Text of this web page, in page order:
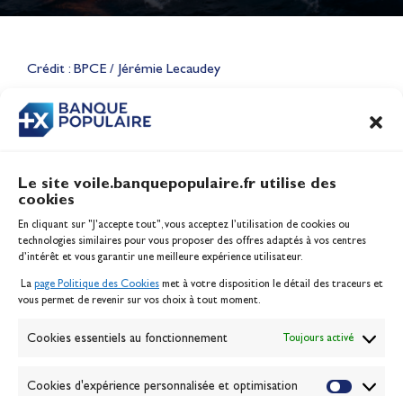
Le site voile.banquepopulaire.fr utilise des
cookies
En cliquant sur "J'accepte tout", vous acceptez l’utilisation de cookies ou
technologies similaires pour vous proposer des offres adaptés à vos centres
d’intérêt et vous garantir une meilleure expérience utilisateur.
La page Politique des Cookies met à votre disposition le détail des traceurs et
vous permet de revenir sur vos choix à tout moment.
Cookies essentiels au fonctionnement Toujours activé
Cookies d'expérience personnalisée et optimisation
Crédit : BPCE / Jérémie Lecaudey
CONTENU
Lauriane Nolot en or à Long
Jeux Olympiques 2028
Inscription serveur média
Contact
Politique des cookies
Banque de la voile
Passion Voile TV